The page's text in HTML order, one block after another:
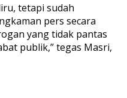
tetapi sudah
pers secara
yang tidak pantas
publik,” tegas Masri,